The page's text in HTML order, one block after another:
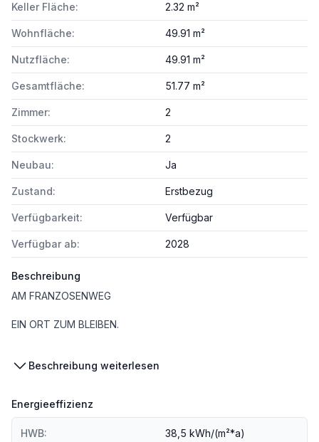
Keller Fläche: 2.32 m²
Wohnfläche: 49.91 m²
Nutzfläche: 49.91 m²
Gesamtfläche: 51.77 m²
Zimmer: 2
Stockwerk: 2
Neubau: Ja
Zustand: Erstbezug
Verfügbarkeit: Verfügbar
Verfügbar ab: 2028
Beschreibung
AM FRANZOSENWEG
EIN ORT ZUM BLEIBEN.
Die Wohnungen und Reihenhäuser bieten durchdachte Grundrisse und hochwertige Freiflächen – Gärten, Balkone oder Terrassen - für ein Wohnerlebnis mit viel Licht, Luft und Freiraum. Die Wohnungsgrößen und Zimmeranzahl können individuell gewählt werden: 2-4 Zimmer und 30m²- 100m². Auf Wunsch sind auch größere Einheiten realisierbar, etwa durch das Zusammenlegen benachbarter Wohnungen.
Alle Einheiten werden schlüsselfertig übergeben – ausgestattet mit modernen Sanitäreinrichtungen, ausgewählten Fliesen und edlen Parkettböden. Genauere Angaben zur Ausstattung finden Sie in der Leistungsbeschreibung im Booklet.
Beschreibung weiterlesen
Energieeffizienz
HWB: 38,5 kWh/(m²*a)